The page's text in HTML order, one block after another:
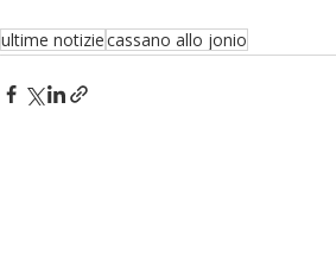
ultime notiziecassano allo jonio